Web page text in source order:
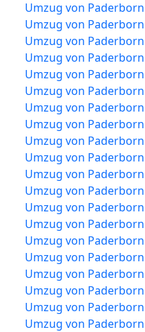
Umzug von
Umzug von
Umzug von
Umzug von
Umzug von
Umzug von
Umzug von
Umzug von
Umzug von
Umzug von
Umzug von
Umzug von
Umzug von
Umzug von
Umzug von
Umzug von
Umzug von
Umzug von
Umzug von
Umzug von